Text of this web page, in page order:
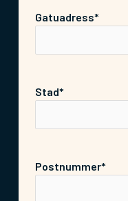
Gatuadress*
Stad*
Postnummer*